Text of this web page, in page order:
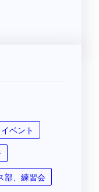
イベント
部、練習会